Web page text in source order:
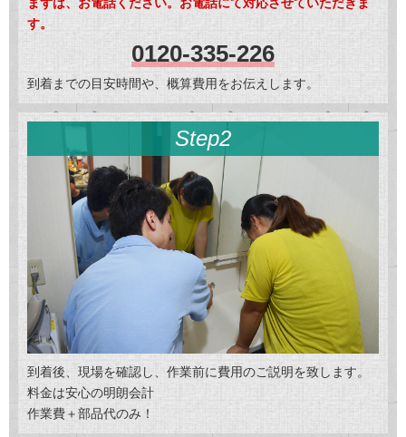
す。
0120-335-226
到着までの目安時間や、概算費用をお伝えします。
Step2
到着後、現場を確認し、作業前に費用のご説明を致します。
料金は安心の明朗会計
作業費＋部品代のみ！